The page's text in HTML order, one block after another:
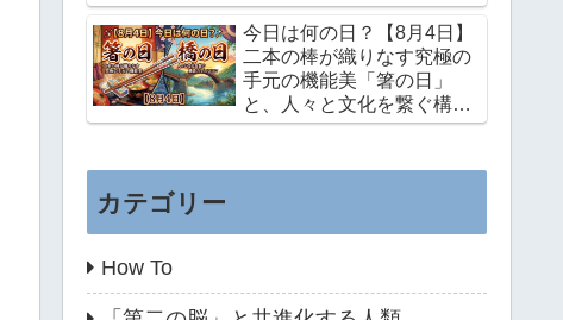
を徹底解説
今日は何の日？【8月4日】
二本の棒が織りなす究極の
手元の機能美「箸の日」
と、人々と文化を繋ぐ構造
力学のロマン「橋の日」
カテゴリー
How To